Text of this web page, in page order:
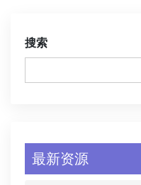
搜索
最新资源